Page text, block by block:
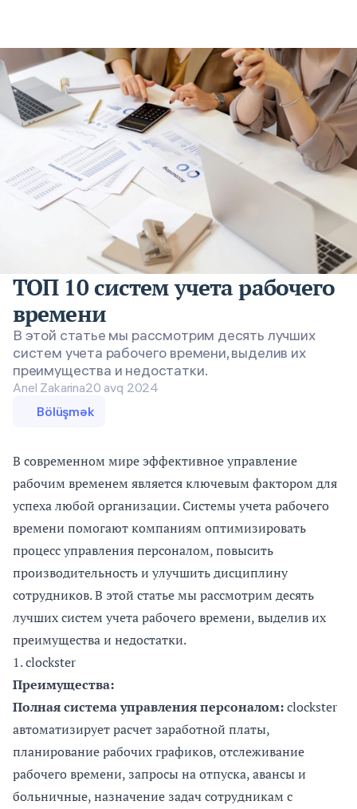
ТОП 10 систем учета рабочего
времени
В этой статье мы рассмотрим десять лучших
систем учета рабочего времени, выделив их
преимущества и недостатки.
Anel Zakarina20 avq 2024
Bölüşmək
В современном мире эффективное управление
рабочим временем является ключевым фактором для
успеха любой организации. Системы учета рабочего
времени помогают компаниям оптимизировать
процесс управления персоналом, повысить
производительность и улучшить дисциплину
сотрудников. В этой статье мы рассмотрим десять
лучших систем учета рабочего времени, выделив их
преимущества и недостатки.
1.сlockster
Преимущества:
Полная система управления персоналом:сlockster
автоматизирует расчет заработной платы,
планирование рабочих графиков, отслеживание
рабочего времени, запросы на отпуска, авансы и
больничные, назначение задач сотрудникам с